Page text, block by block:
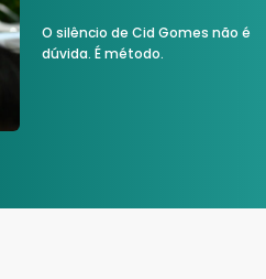
O silêncio de Cid Gomes não é
dúvida. É método.